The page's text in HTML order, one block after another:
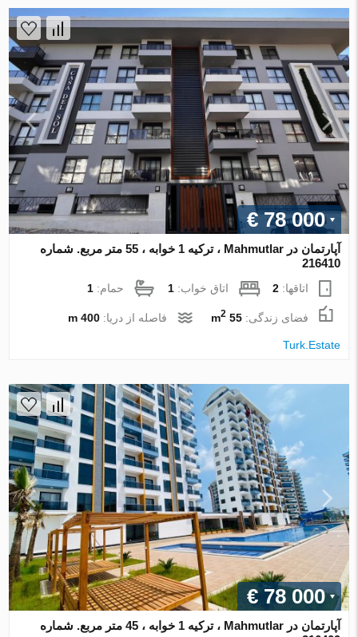
€ 78 000
آپارتمان در Mahmutlar ، ترکیه 1 خوابه ، 55 متر مربع. شماره
216410
اتاقها:2 اتاق خواب:1 حمام:1
فضای زندگی:55 m
2 فاصله از دریا:400 m
Turk.Estate
€ 78 000
آپارتمان در Mahmutlar ، ترکیه 1 خوابه ، 45 متر مربع. شماره